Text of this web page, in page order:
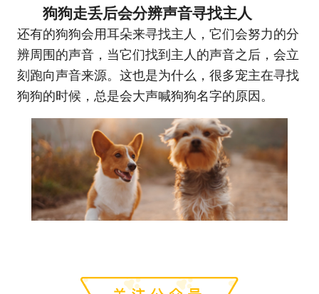
狗狗走丢后会分辨声音寻找主人
还有的狗狗会用耳朵来寻找主人，它们会努力的分
辨周围的声音，当它们找到主人的声音之后，会立
刻跑向声音来源。这也是为什么，很多宠主在寻找
狗狗的时候，总是会大声喊狗狗名字的原因。